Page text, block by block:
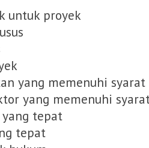
untuk proyek
yang memenuhi syarat
yang memenuhi
tepat
tepat